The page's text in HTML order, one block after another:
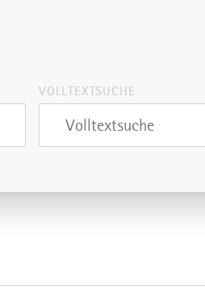
VOLLTEXTSUCHE
Volltextsuche